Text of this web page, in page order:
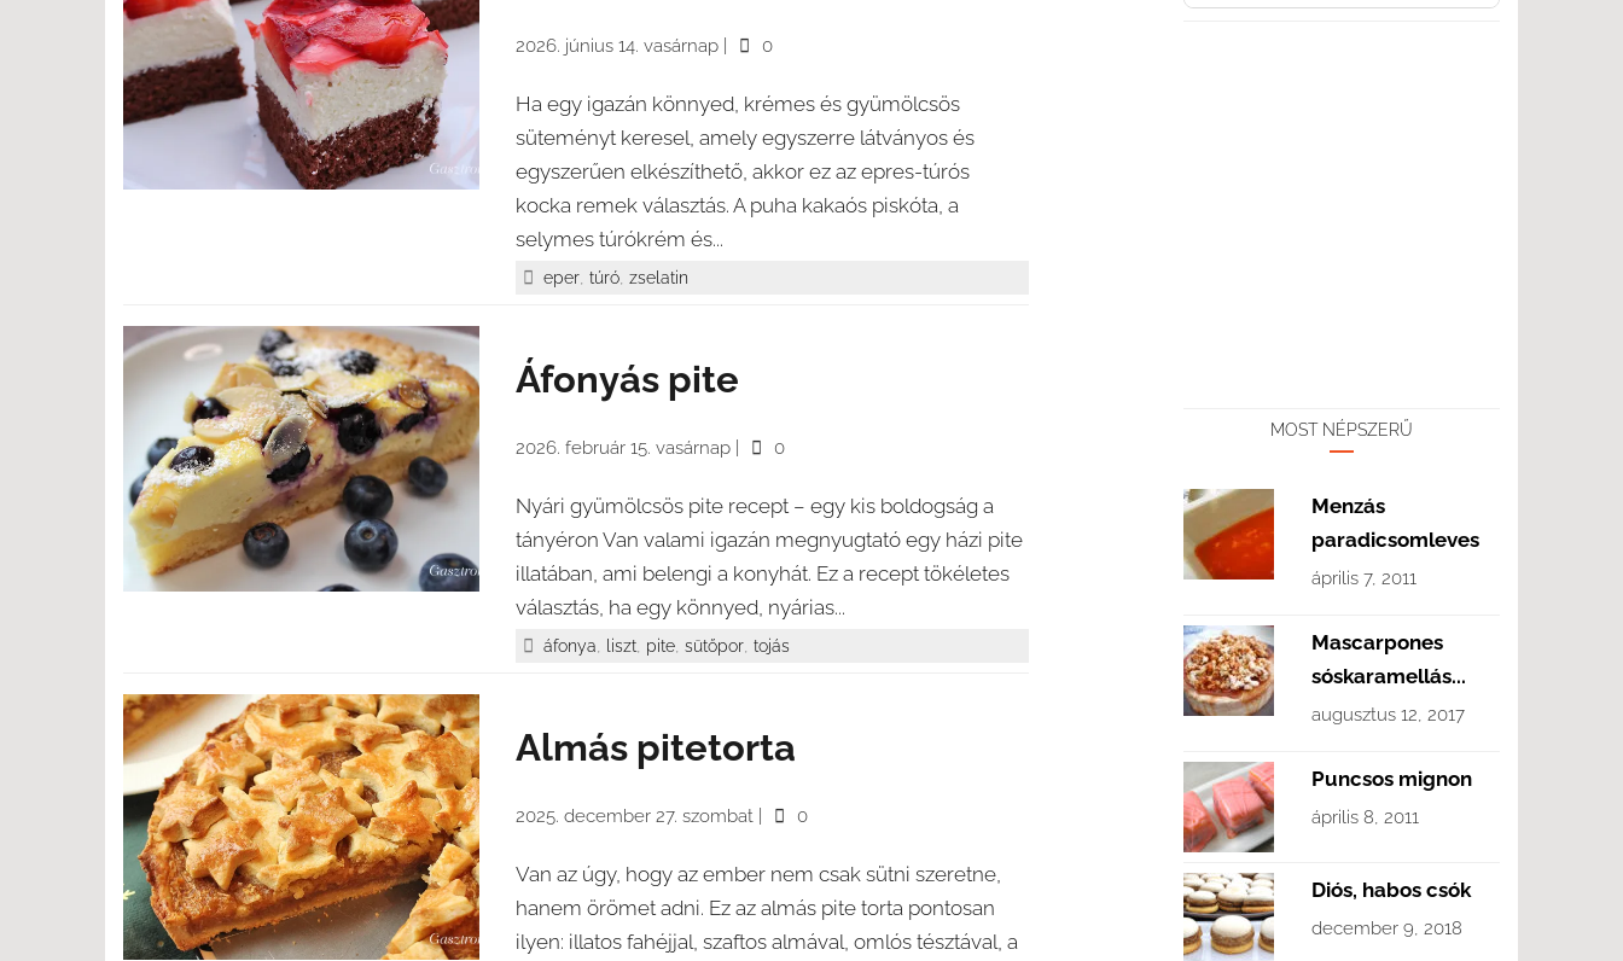
2026. június 14. vasárnap 0
Ha egy igazán könnyed, krémes és gyümölcsös
süteményt keresel, amely egyszerre látványos és
egyszerűen elkészíthető, akkor ez az epres-túrós
kocka remek választás. A puha kakaós piskóta, a
selymes túrókrém és...
eper,túró,zselatin
Áfonyás pite
2026. február 15. vasárnap 0
Nyári gyümölcsös pite recept – egy kis boldogság a
tányéron Van valami igazán megnyugtató egy házi pite
illatában, ami belengi a konyhát. Ez a recept tökéletes
választás, ha egy könnyed, nyárias...
áfonya, liszt, pite,sütőpor,tojás
Almás pitetorta
2025. december 27. szombat 0
Van az úgy, hogy az ember nem csak sütni szeretne,
hanem örömet adni. Ez az almás pite torta pontosan
ilyen: illatos fahéjjal, szaftos almával, omlós tésztával, a
MOST NÉPSZERŰ
Menzás
paradicsomleves
április 7, 2011
Mascarpones
sóskaramellás...
augusztus 12, 2017
Puncsos mignon
április 8, 2011
Diós, habos csók
december 9, 2018